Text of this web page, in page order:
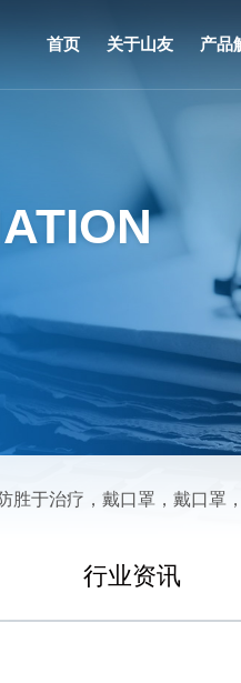
首页 关于山友
董事长致辞
山友文化
研发创新
荣誉见证
产品
防
三
家
胜于治疗，戴口罩，戴口罩
行业资讯